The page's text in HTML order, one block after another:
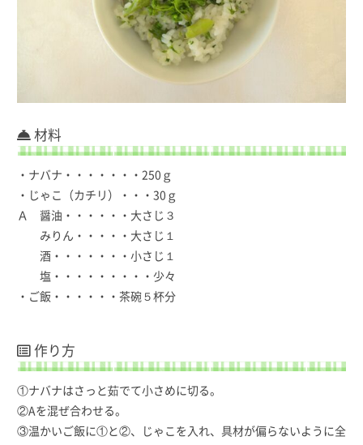
材料
・ナバナ・・・・・・・250ｇ
・じゃこ（カチリ）・・・30ｇ
Ａ 醤油・・・・・・大さじ３
みりん・・・・・大さじ１
酒・・・・・・・小さじ１
塩・・・・・・・・・少々
・ご飯・・・・・・茶碗５杯分
作り方
①ナバナはさっと茹でて小さめに切る。
②Aを混ぜ合わせる。
③温かいご飯に①と②、じゃこを入れ、具材が偏らないように全